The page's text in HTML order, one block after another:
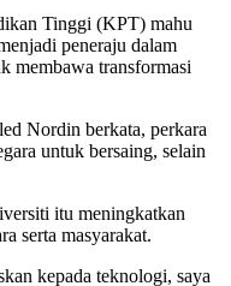
Tinggi (KPT) mahu
peneraju dalam
membawa transformasi
Nordin berkata, perkara
untuk bersaing, selain
itu meningkatkan
serta masyarakat.
kepada teknologi, saya